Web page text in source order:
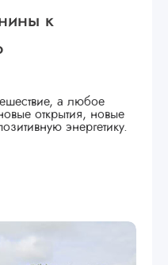
к
а любое
открытия, новые
энергетику.